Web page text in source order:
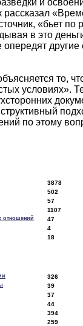
и
«бьет по
в это
то,
условиях».
по этому
3878
502
57
1107
отношений 47
4
18
326
39
37
44
394
259